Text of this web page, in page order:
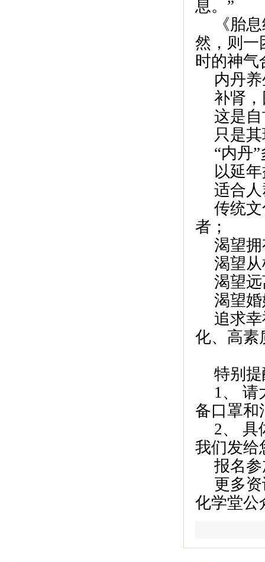
息。”
《胎
然，则一
时的神气
内丹
补肾
这是
只是
“内丹
以延
适合
传统
者；
渴望
渴望
渴望
渴望
追求
化、高素
特别
1、 请
备口罩和
2、 具
我们发给
报名
更多
化学堂公